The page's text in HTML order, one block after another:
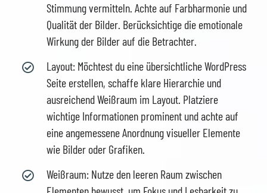
Stimmung vermitteln. Achte auf Farbharmonie und
Qualität der Bilder. Berücksichtige die emotionale
Wirkung der Bilder auf die Betrachter.
Layout: Möchtest du eine übersichtliche WordPress
Seite erstellen, schaffe klare Hierarchie und
ausreichend Weißraum im Layout. Platziere
wichtige Informationen prominent und achte auf
eine angemessene Anordnung visueller Elemente
wie Bilder oder Grafiken.
Weißraum: Nutze den leeren Raum zwischen